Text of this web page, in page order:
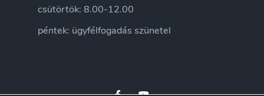
csütörtök: 8.00-12.00
péntek: ügyfélfogadás szünetel